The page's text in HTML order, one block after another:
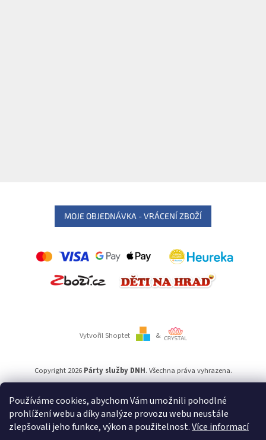
Používáme cookies, abychom Vám umožnili pohodlné
prohlížení webu a díky analýze provozu webu neustále
zlepšovali jeho funkce, výkon a použitelnost.Více informací
MOJE OBJEDNÁVKA - VRÁCENÍ ZBOŽÍ
Vytvořil Shoptet &
Copyright 2026 Párty služby DNH. Všechna práva vyhrazena.
Používámeověření věku Adulto